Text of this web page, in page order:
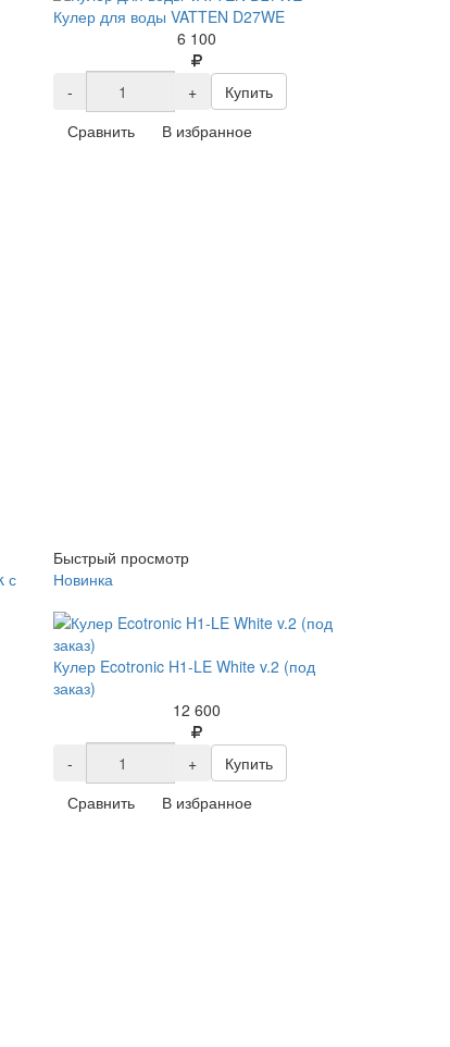
Кулер для воды VATTEN D27WE
6 100
- +
Купить
Сравнить
В избранное
Быстрый просмотр
Новинка
Кулер Ecotronic H1-LE White v.2 (под
заказ)
12 600
- +
Купить
Сравнить
В избранное